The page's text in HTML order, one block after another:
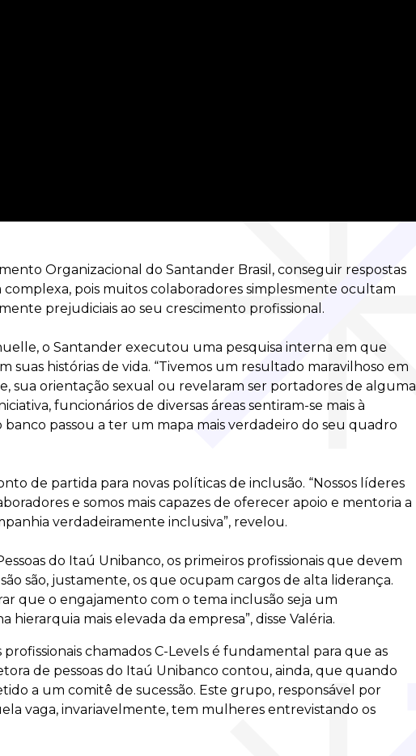
Organizacional do Santander Brasil, conseguir respostas
pois muitos colaboradores simplesmente ocultam
prejudiciais ao seu crescimento profissional.
o Santander executou uma pesquisa interna em que
histórias de vida. “Tivemos um resultado maravilhoso em
sua orientação sexual ou revelaram ser portadores de alguma
funcionários de diversas áreas sentiram-se mais à
passou a ter um mapa mais verdadeiro do seu quadro
de partida para novas políticas de inclusão. “Nossos líderes
e somos mais capazes de oferecer apoio e mentoria a
verdadeiramente inclusiva”, revelou.
do Itaú Unibanco, os primeiros profissionais que devem
são, justamente, os que ocupam cargos de alta liderança.
que o engajamento com o tema inclusão seja um
mais elevada da empresa”, disse Valéria.
chamados C-Levels é fundamental para que as
de pessoas do Itaú Unibanco contou, ainda, que quando
a um comitê de sucessão. Este grupo, responsável por
vaga, invariavelmente, tem mulheres entrevistando os